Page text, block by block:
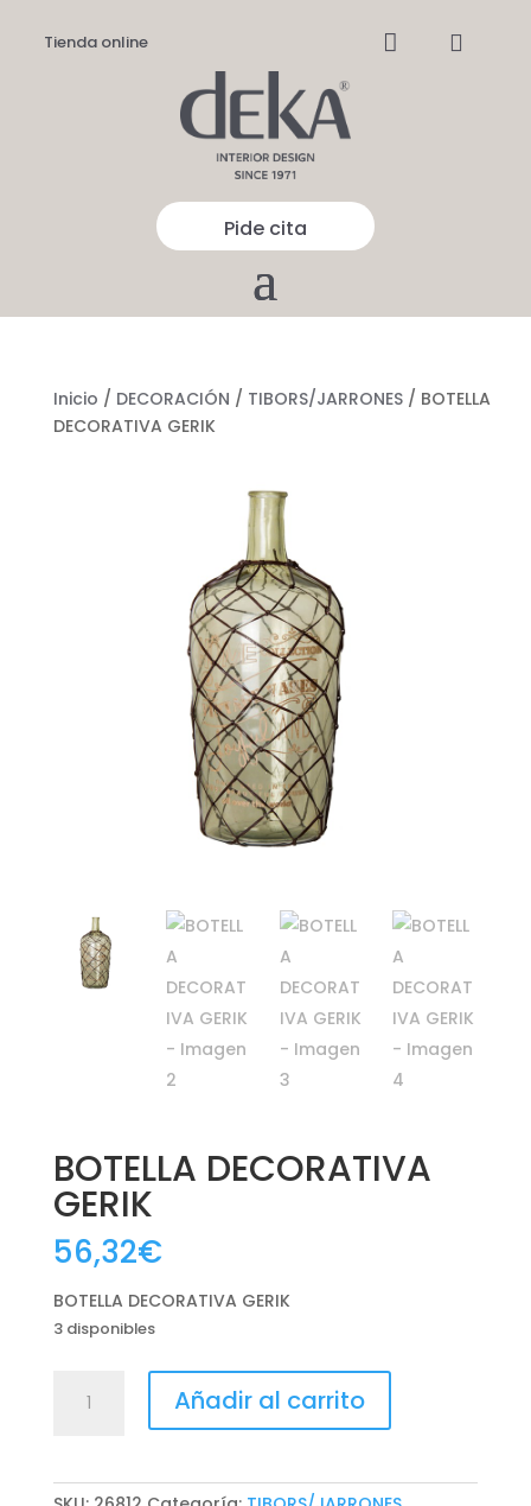
Tienda online  
Pide cita
Inicio / DECORACIÓN / TIBORS/JARRONES/ BOTELLA
DECORATIVA GERIK
BOTELLA DECORATIVA
GERIK
56,32€
BOTELLA DECORATIVA GERIK
3 disponibles
DECORATIVA
Añadir al carrito